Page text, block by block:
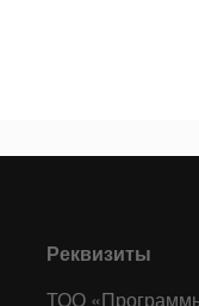
Реквизиты
ТОО